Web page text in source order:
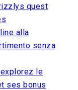
quest
alla
senza
le
ses bonus